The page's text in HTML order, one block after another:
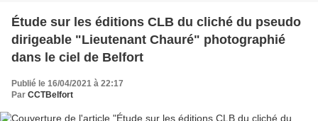
Étude sur les éditions CLB du cliché du pseudo
dirigeable "Lieutenant Chauré" photographié
dans le ciel de Belfort
Publié le 16/04/2021 à 22:17
Par CCTBelfort